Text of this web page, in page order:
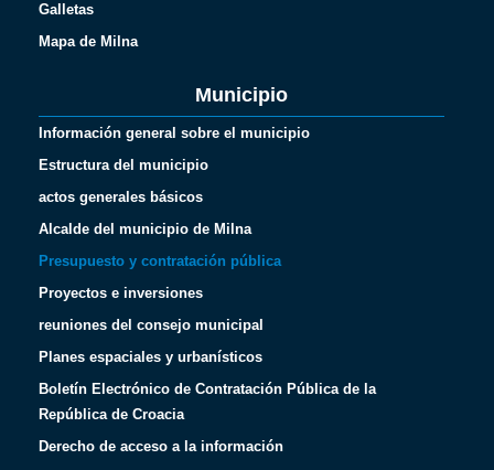
Galletas
Mapa de Milna
Municipio
Información general sobre el municipio
Estructura del municipio
actos generales básicos
Alcalde del municipio de Milna
Presupuesto y contratación pública
Proyectos e inversiones
reuniones del consejo municipal
Planes espaciales y urbanísticos
Boletín Electrónico de Contratación Pública de la
República de Croacia
Derecho de acceso a la información